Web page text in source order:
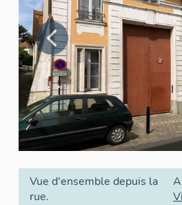
Vue d'ensemble depuis la
rue.